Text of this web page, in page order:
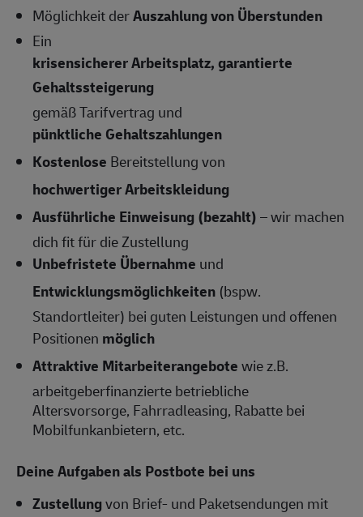
Möglichkeit derAuszahlung von Überstunden
Ein
krisensicherer Arbeitsplatz, garantierte
Gehaltssteigerung
gemäß Tarifvertrag und
pünktliche Gehaltszahlungen
Kostenlose Bereitstellung von
hochwertiger Arbeitskleidung
Ausführliche Einweisung (bezahlt)– wir machen
dich fit für die Zustellung
Unbefristete Übernahme und
Entwicklungsmöglichkeiten (bspw.
Standortleiter) bei guten Leistungen und offenen
Positionen möglich
Attraktive Mitarbeiterangebotewie z.B.
arbeitgeberfinanzierte betriebliche
Altersvorsorge, Fahrradleasing, Rabatte bei
Mobilfunkanbietern, etc.
Deine Aufgaben als Postbote bei uns
Zustellungvon Brief- und Paketsendungen mit